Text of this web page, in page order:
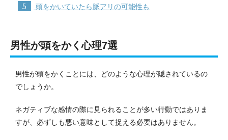
5 頭をかいていたら脈アリの可能性も
男性が頭をかく心理7選
男性が頭をかくことには、どのような心理が隠されているの
でしょうか。
ネガティブな感情の際に見られることが多い行動ではありま
すが、必ずしも悪い意味として捉える必要はありません。